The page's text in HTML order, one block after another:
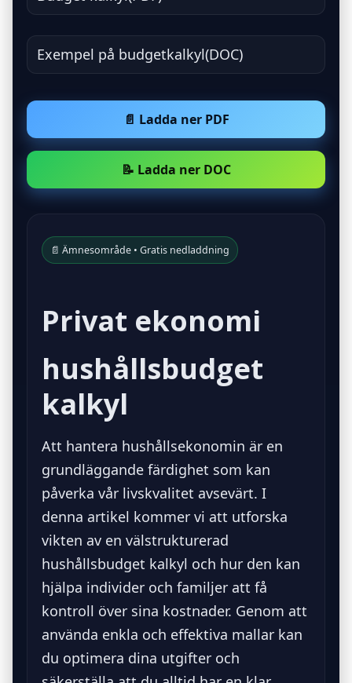
Exempel på budgetkalkyl(DOC)
📄 Ladda ner PDF
📝 Ladda ner DOC
📄 Ämnesområde • Gratis nedladdning
Privat ekonomi
hushållsbudget
kalkyl
Att hantera hushållsekonomin är en
grundläggande färdighet som kan
påverka vår livskvalitet avsevärt. I
denna artikel kommer vi att utforska
vikten av en välstrukturerad
hushållsbudget kalkyl och hur den kan
hjälpa individer och familjer att få
kontroll över sina kostnader. Genom att
använda enkla och effektiva mallar kan
du optimera dina utgifter och